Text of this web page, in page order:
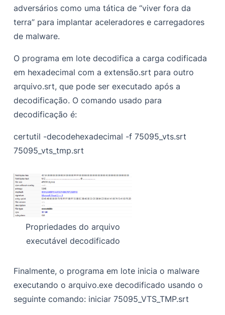
adversários como uma tática de “viver fora da
terra” para implantar aceleradores e carregadores
de malware.
O programa em lote decodifica a carga codificada
em hexadecimal com a extensão.srt para outro
arquivo.srt, que pode ser executado após a
decodificação. O comando usado para
decodificação é:
certutil -decodehexadecimal -f 75095_vts.srt
75095_vts_tmp.srt
Propriedades do arquivo
executável decodificado
Finalmente, o programa em lote inicia o malware
executando o arquivo.exe decodificado usando o
seguinte comando: iniciar 75095_VTS_TMP.srt